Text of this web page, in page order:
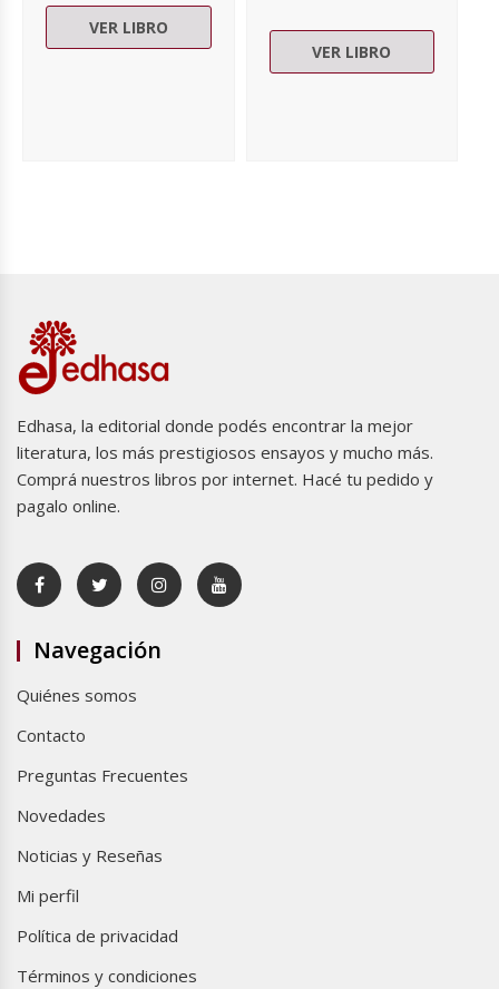
VER LIBRO
VER LIBRO
Edhasa, la editorial donde podés encontrar la mejor
literatura, los más prestigiosos ensayos y mucho más.
Comprá nuestros libros por internet. Hacé tu pedido y
pagalo online.
Navegación
Quiénes somos
Contacto
Preguntas Frecuentes
Novedades
Noticias y Reseñas
Mi perfil
Política de privacidad
Términos y condiciones